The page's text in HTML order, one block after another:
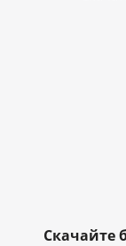
Скачайте